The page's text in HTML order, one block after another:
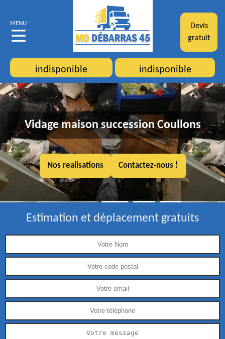
MENU
Devis
gratuit
indisponible indisponible
Vidage maison succession Coullons
Nos realisations Contactez-nous !
Estimation et déplacement gratuits